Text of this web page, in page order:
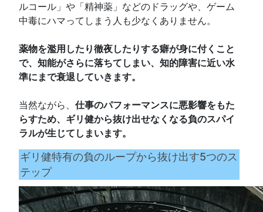
ルコール」や「精神薬」などのドラッグや、ゲーム
中毒にハマってしまう人も少なくありません。
薬物を濫用したり徹夜したりする癖が身に付くこと
で、知能がさらに落ちてしまい、知的障害に近い水
準にまで衰退していきます。
当然ながら、 仕事のパフォーマンスに悪影響をもた
らすため、ギリ健から抜け出せなくなる負のスパイ
ラルが生じてしまいます。
ギリ健特有の負のループから抜け出す5つのス
テップ